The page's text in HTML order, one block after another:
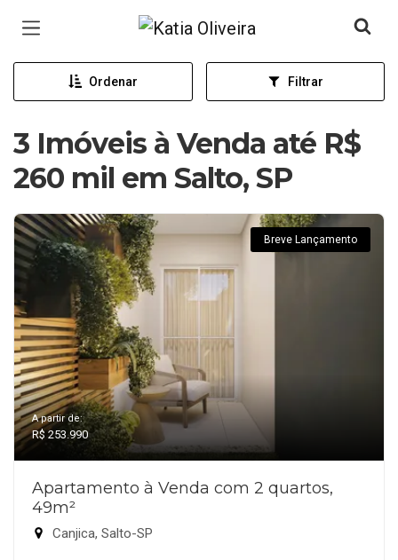
Página inicial
Ordenar Filtrar
3 Imóveis à Venda até R$
260 mil em Salto, SP
Breve Lançamento
A partir de:
R$ 253.990
Apartamento à Venda com 2 quartos,
49m²
Canjica, Salto-SP